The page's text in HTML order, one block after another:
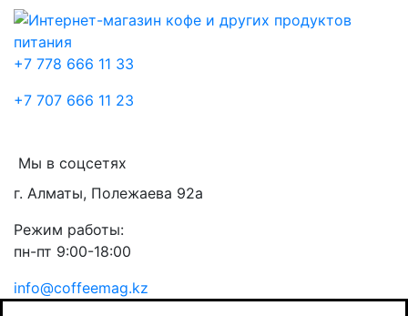
+7 778 666 11 33
+7 707 666 11 23
Мы в соцсетях
г. Алматы, Полежаева 92а
Режим работы:
пн-пт 9:00-18:00
info@coffeemag.kz